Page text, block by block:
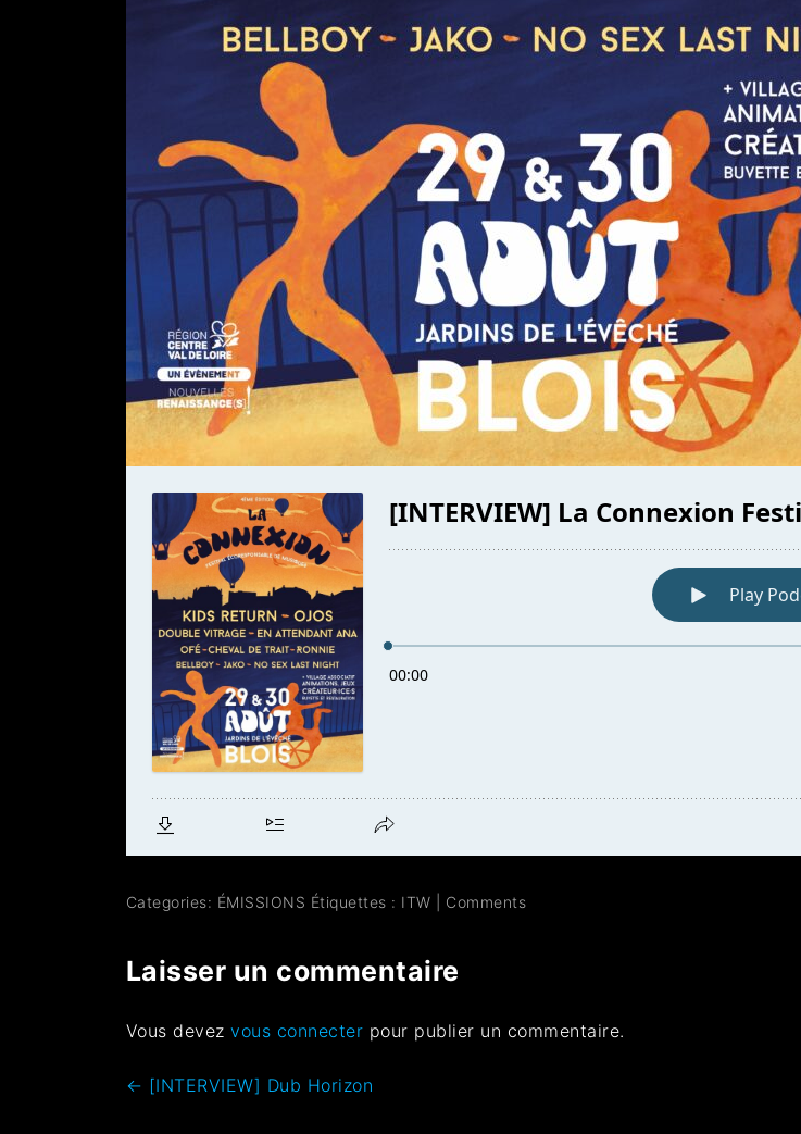
Categories: ÉMISSIONS Étiquettes : ITW Comments
Laisser un commentaire
Vous devezvous connecter pour publier un commentaire.
← [INTERVIEW] Dub Horizon